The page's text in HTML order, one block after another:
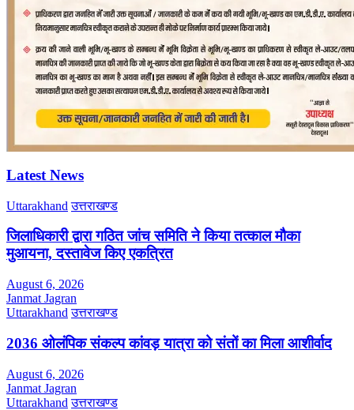
Latest News
Uttarakhand उत्तराखण्ड
जिलाधिकारी द्वारा गठित जांच समिति ने किया तत्काल मौका
मुआयना, दस्तावेज किए एकत्रित
August 6, 2026
Janmat Jagran
Uttarakhand उत्तराखण्ड
2036 ओलंपिक संकल्प कांवड़ यात्रा को संतों का मिला आशीर्वाद
August 6, 2026
Janmat Jagran
Uttarakhand उत्तराखण्ड